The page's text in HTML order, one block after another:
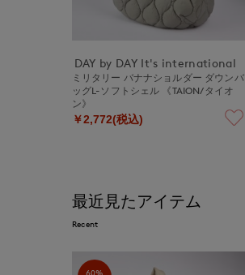
DAY by DAY It's international
ミリタリー バナナショルダー ダウンバ
ッグL-ソフトシェル 《TAION/タイオ
ン》
￥2,772(税込)
最近見たアイテム
Recent
60%